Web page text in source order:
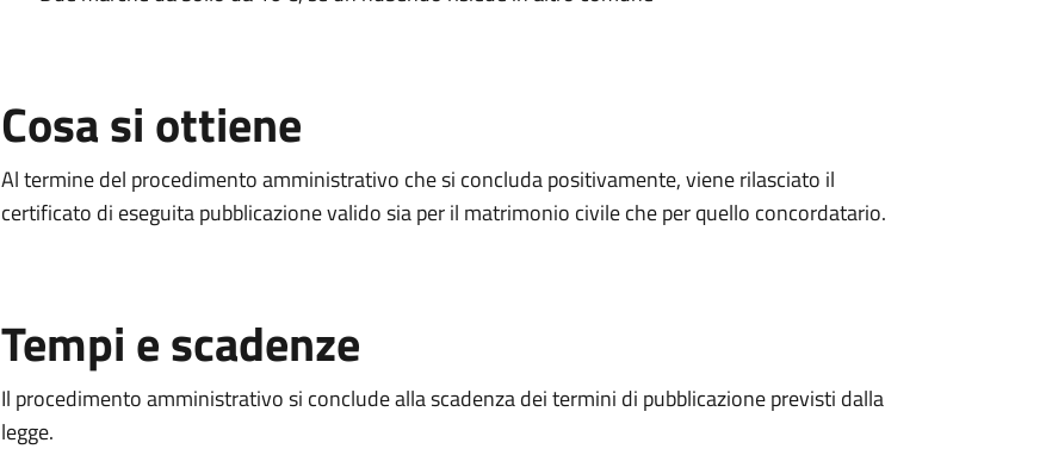
Cosa si ottiene
Al termine del procedimento amministrativo che si concluda positivamente, viene rilasciato il
certificato di eseguita pubblicazione valido sia per il matrimonio civile che per quello concordatario.
Tempi e scadenze
Il procedimento amministrativo si conclude alla scadenza dei termini di pubblicazione previsti dalla
legge.